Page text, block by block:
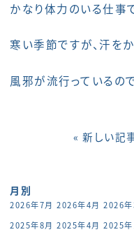
かなり体力のいる仕事
寒い季節ですが、汗を
風邪が流行っているの
« 新しい記
月別
2026年7月 2026年4月 2026年
2025年8月 2025年4月 2025年